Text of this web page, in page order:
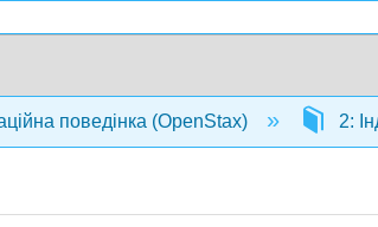
поведінка (OpenStax) 2: